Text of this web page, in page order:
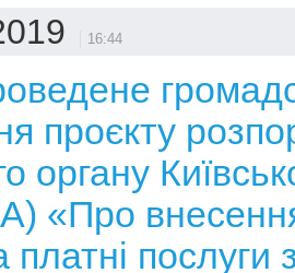
16:44
проєкту
органу
«Про
послуги